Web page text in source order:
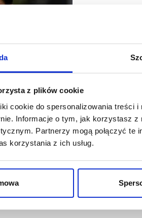
z plików cookie
cookie do spersonalizowania treści
Informacje o tym, jak korzystasz
Partnerzy mogą połączyć
korzystania z ich usług.
29/09/2023
Wszystko zaczyna
handlowych. W
budowy z roku na
prezes zarządu